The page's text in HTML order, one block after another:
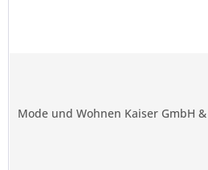
Mode und Wohnen Kaiser GmbH &